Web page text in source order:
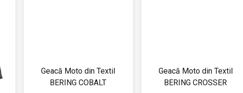
Geacă Moto din Textil
BERING COBALT
Geacă Moto din Textil
BERING CROSSER